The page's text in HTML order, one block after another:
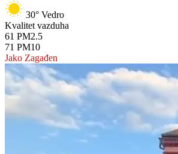
30° Vedro
Kvalitet vazduha
61 PM2.5
71 PM10
Jako Zagađen